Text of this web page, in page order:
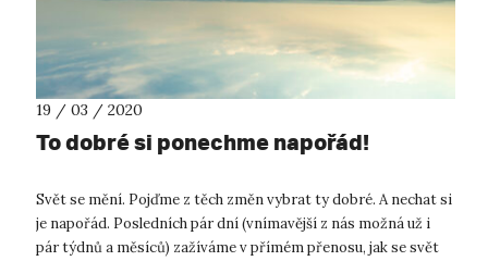
19 / 03 / 2020
To dobré si ponechme napořád!
Svět se mění. Pojďme z těch změn vybrat ty dobré. A nechat si
je napořád. Posledních pár dní (vnímavější z nás možná už i
pár týdnů a měsíců) zažíváme v přímém přenosu, jak se svět